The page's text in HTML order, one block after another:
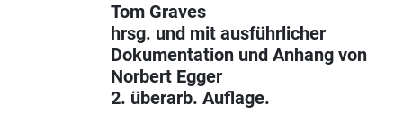
Tom Graves
hrsg. und mit ausführlicher
Dokumentation und Anhang von
Norbert Egger
2. überarb. Auflage.